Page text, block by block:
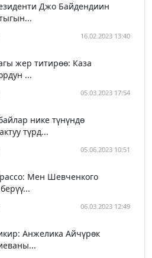
Джо Байдендиин
16.02.2023 13:40
жер титирөө: Каза
...
05.03.2023 17:54
нике түнүндө
түрд...
05.06.2023 10:51
Мен Шевченкого
06.03.2023 12:49
Анжелика Айчүрөк